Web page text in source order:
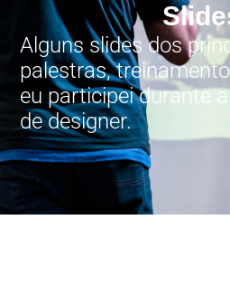
Alguns slides dos
palestras,
eu participei durante
de designer.